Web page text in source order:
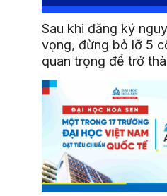
Sau khi đăng ký
vọng, đừng bỏ lỡ 5
quan trọng để trở
sinh viên HSU